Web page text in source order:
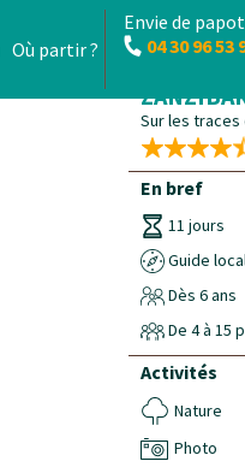
Où partir ?
Envie de
04 30 96 53
CIRCUIT
Sur les traces
En bref
11 jours
Guide
Dès 6 ans
De 4 à 15
Activités
Nature
Photo